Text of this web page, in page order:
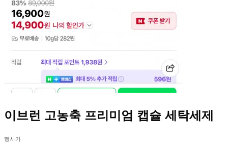
이브런 고농축 프리미엄 캡슐 세탁세제
행사가